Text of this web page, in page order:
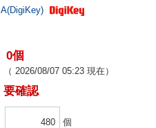
A(DigiKey)
0個
（ 2026/08/07 05:23 現在）
要確認
個